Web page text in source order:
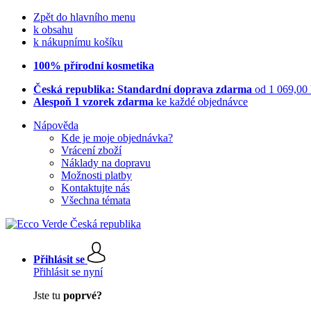
Zpět do hlavního menu
k obsahu
k nákupnímu košíku
100% přírodní kosmetika
Česká republika: Standardní doprava zdarma od 1 069,00
Alespoň 1 vzorek zdarma ke každé objednávce
Nápověda
Kde je moje objednávka?
Vrácení zboží
Náklady na dopravu
Možnosti platby
Kontaktujte nás
Všechna témata
Přihlásit se
Přihlásit se nyní
Jste tu poprvé?